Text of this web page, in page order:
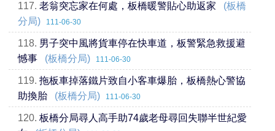
117. 老翁突忘家在何處，板橋暖警貼心助返家
(板橋
分局)
111-06-30
118. 男子突中風將貨車停在快車道，板警緊急救援避
憾事
(板橋分局) 111-06-30
119. 拖板車掉落鐵片致自小客車爆胎，板橋熱心警協
助換胎
(板橋分局) 111-06-30
120. 板橋分局尋人高手助74歲老母尋回失聯半世紀愛